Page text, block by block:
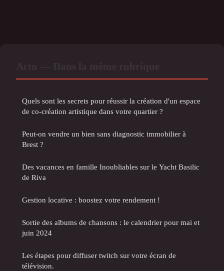
Quels sont les secrets pour réussir la création d'un espace
de co-création artistique dans votre quartier ?
Peut-on vendre un bien sans diagnostic immobilier à
Brest ?
Des vacances en famille Inoubliables sur le Yacht Basilic
de Riva
Gestion locative : boostez votre rendement !
Sortie des albums de chansons : le calendrier pour mai et
juin 2024
Les étapes pour diffuser twitch sur votre écran de
télévision.